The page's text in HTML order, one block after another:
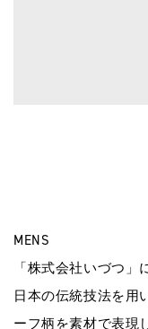
MENS
「株式会社いづつ」
日本の伝統技法を用
ーフ柄を素材で表現